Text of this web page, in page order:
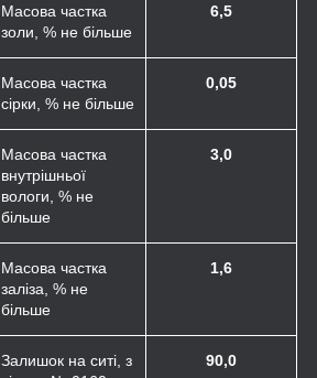
Масова частка
золи, % не більше
6,5
Масова частка
сірки, % не більше
0,05
Масова частка
внутрішньої
вологи, % не
більше
3,0
Масова частка
заліза, % не
більше
1,6
Залишок на ситі, з
90,0